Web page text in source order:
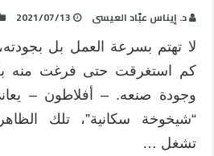
د. إيناس عبّاد العيسى 2021/07/13
لا تهتم بسرعة العمل بل
كم استغرقت حتى فرغت منه
وجودة صنعه. – أفلاطون –
“شيخوخة سكانية”، تلك
تشغل …